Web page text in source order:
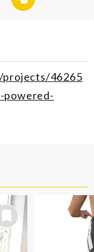
46265
powered-